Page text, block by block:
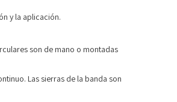
y la aplicación.
son de mano o montadas
Las sierras de la banda son